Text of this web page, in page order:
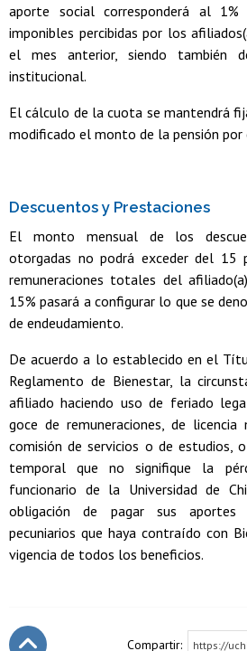
aporte social corresponderá al 1%
imponibles percibidas por los
el mes anterior, siendo también
institucional.
El cálculo de la cuota se mantendrá
modificado el monto de la pensión
Descuentos y Prestaciones
El monto mensual de los
otorgadas no podrá exceder del 15
remuneraciones totales del
15% pasará a configurar lo que se
de endeudamiento.
De acuerdo a lo establecido en el
Reglamento de Bienestar, la
afiliado haciendo uso de feriado
goce de remuneraciones, de licencia
comisión de servicios o de estudios,
temporal que no signifique la
funcionario de la Universidad de
obligación de pagar sus aportes
pecuniarios que haya contraído con
vigencia de todos los beneficios.
Compartir: https://